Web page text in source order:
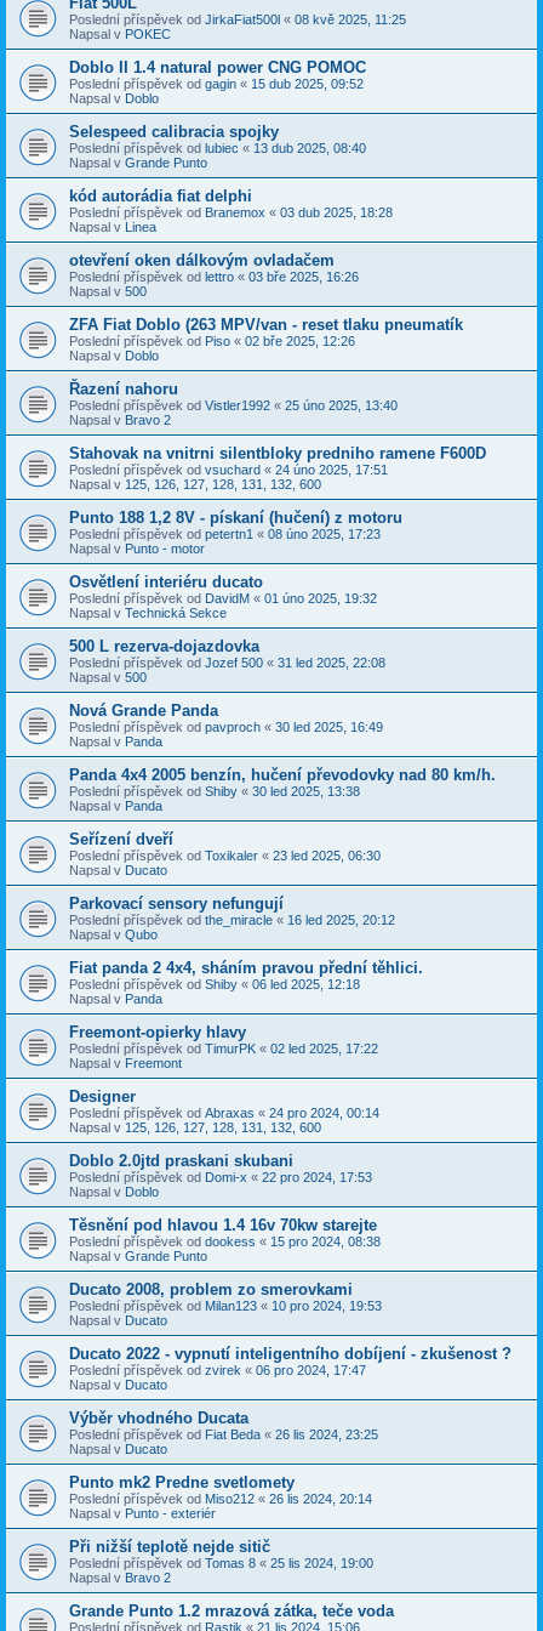
Poslední příspěvek od JirkaFiat500l « 08 kvě 2025, 11:25
Napsal v POKEC
Doblo II 1.4 natural power CNG POMOC
Poslední příspěvek od gagin « 15 dub 2025, 09:52
Napsal v Doblo
Selespeed calibracia spojky
Poslední příspěvek od lubiec « 13 dub 2025, 08:40
Napsal v Grande Punto
kód autorádia fiat delphi
Poslední příspěvek od Branemox « 03 dub 2025, 18:28
Napsal v Linea
otevření oken dálkovým ovladačem
Poslední příspěvek od lettro « 03 bře 2025, 16:26
Napsal v 500
ZFA Fiat Doblo (263 MPV/van - reset tlaku pneumatík
Poslední příspěvek od Piso « 02 bře 2025, 12:26
Napsal v Doblo
Řazení nahoru
Poslední příspěvek od Vistler1992 « 25 úno 2025, 13:40
Napsal v Bravo 2
Stahovak na vnitrni silentbloky predniho ramene F600D
Poslední příspěvek od vsuchard « 24 úno 2025, 17:51
Napsal v 125, 126, 127, 128, 131, 132, 600
Punto 188 1,2 8V - pískaní (hučení) z motoru
Poslední příspěvek od petertn1 « 08 úno 2025, 17:23
Napsal v Punto - motor
Osvětlení interiéru ducato
Poslední příspěvek od DavidM « 01 úno 2025, 19:32
Napsal v Technická Sekce
500 L rezerva-dojazdovka
Poslední příspěvek od Jozef 500 « 31 led 2025, 22:08
Napsal v 500
Nová Grande Panda
Poslední příspěvek od pavproch « 30 led 2025, 16:49
Napsal v Panda
Panda 4x4 2005 benzín, hučení převodovky nad 80 km/h.
Poslední příspěvek od Shiby « 30 led 2025, 13:38
Napsal v Panda
Seřízení dveří
Poslední příspěvek od Toxikaler « 23 led 2025, 06:30
Napsal v Ducato
Parkovací sensory nefungují
Poslední příspěvek od the_miracle « 16 led 2025, 20:12
Napsal v Qubo
Fiat panda 2 4x4, sháním pravou přední těhlici.
Poslední příspěvek od Shiby « 06 led 2025, 12:18
Napsal v Panda
Freemont-opierky hlavy
Poslední příspěvek od TimurPK « 02 led 2025, 17:22
Napsal v Freemont
Designer
Poslední příspěvek od Abraxas « 24 pro 2024, 00:14
Napsal v 125, 126, 127, 128, 131, 132, 600
Doblo 2.0jtd praskani skubani
Poslední příspěvek od Domi-x « 22 pro 2024, 17:53
Napsal v Doblo
Těsnění pod hlavou 1.4 16v 70kw starejte
Poslední příspěvek od dookess « 15 pro 2024, 08:38
Napsal v Grande Punto
Ducato 2008, problem zo smerovkami
Poslední příspěvek od Milan123 « 10 pro 2024, 19:53
Napsal v Ducato
Ducato 2022 - vypnutí inteligentního dobíjení - zkušenost ?
Poslední příspěvek od zvirek « 06 pro 2024, 17:47
Napsal v Ducato
Výběr vhodného Ducata
Poslední příspěvek od Fiat Beda « 26 lis 2024, 23:25
Napsal v Ducato
Punto mk2 Predne svetlomety
Poslední příspěvek od Miso212 « 26 lis 2024, 20:14
Napsal v Punto - exteriér
Při nižší teplotě nejde sitič
Poslední příspěvek od Tomas 8 « 25 lis 2024, 19:00
Napsal v Bravo 2
Grande Punto 1.2 mrazová zátka, teče voda
Poslední příspěvek od Rastik « 21 lis 2024, 15:06